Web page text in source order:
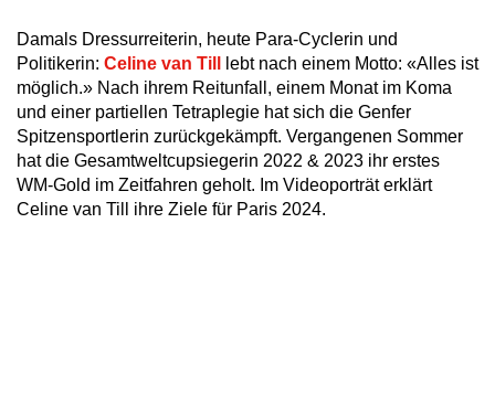
Damals Dressurreiterin, heute Para-Cyclerin und
Politikerin: Celine van Till
lebt nach einem Motto: «Alles ist
möglich.» Nach ihrem Reitunfall, einem Monat im Koma
und einer partiellen Tetraplegie hat sich die Genfer
Spitzensportlerin zurückgekämpft. Vergangenen Sommer
hat die Gesamtweltcupsiegerin 2022 & 2023 ihr erstes
WM-Gold im Zeitfahren geholt. Im Videoporträt erklärt
Celine van Till ihre Ziele für Paris 2024.